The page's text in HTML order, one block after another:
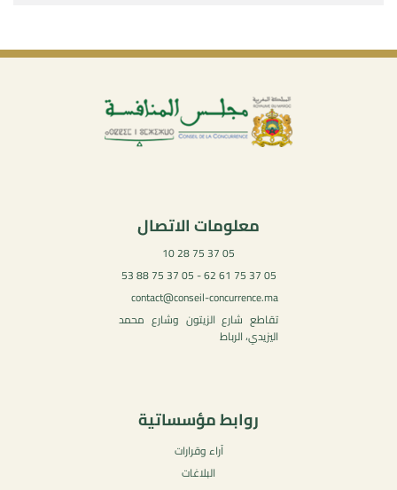
معلومات الاتصال
05 37 75 28 10
05 37 75 61 62 - 05 37 75 88 53
contact@conseil-concurrence.ma
تقاطع شارع الزيتون وشارع محمد
اليزيدي، الرباط
روابط مؤسساتية
آراء وقرارات
البلاغات